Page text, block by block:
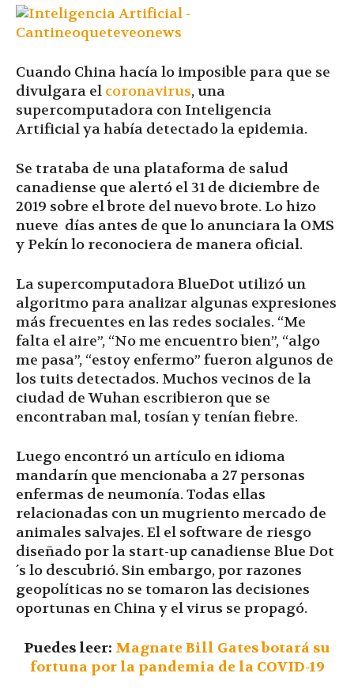
Ultima
Hora
Cuando China hacía lo imposible para que se
divulgara el coronavirus, una
supercomputadora con Inteligencia
Artificial ya había detectado la epidemia.
Se trataba de una plataforma de salud
canadiense que alertó el 31 de diciembre de
2019 sobre el brote del nuevo brote. Lo hizo
nueve días antes de que lo anunciara la OMS
y Pekín lo reconociera de manera oficial.
La supercomputadora BlueDot utilizó un
algoritmo para analizar algunas expresiones
más frecuentes en las redes sociales. “Me
falta el aire”, “No me encuentro bien”, “algo
me pasa”, “estoy enfermo” fueron algunos de
los tuits detectados. Muchos vecinos de la
ciudad de Wuhan escribieron que se
encontraban mal, tosían y tenían fiebre.
Luego encontró un artículo en idioma
mandarín que mencionaba a 27 personas
enfermas de neumonía. Todas ellas
relacionadas con un mugriento mercado de
animales salvajes. El el software de riesgo
diseñado por la start-up canadiense Blue Dot
´s lo descubrió. Sin embargo, por razones
geopolíticas no se tomaron las decisiones
oportunas en China y el virus se propagó.
Puedes leer: Magnate Bill Gates botará su
fortuna por la pandemia de la COVID-19